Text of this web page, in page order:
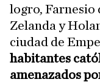
logro, Farnesio
Zelanda y
ciudad de
habitantes
amenazados